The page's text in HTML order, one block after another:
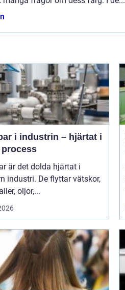
i industrin – hjärtat i
är det dolda hjärtat i
industri. De flyttar vätskor,
oljor,...